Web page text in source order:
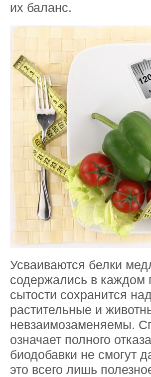
их баланс.
Усваиваются белки
содержались в каждом
сытости сохранится
растительные и
невзаимозаменяемы.
означает полного
биодобавки не смогут
это всего лишь